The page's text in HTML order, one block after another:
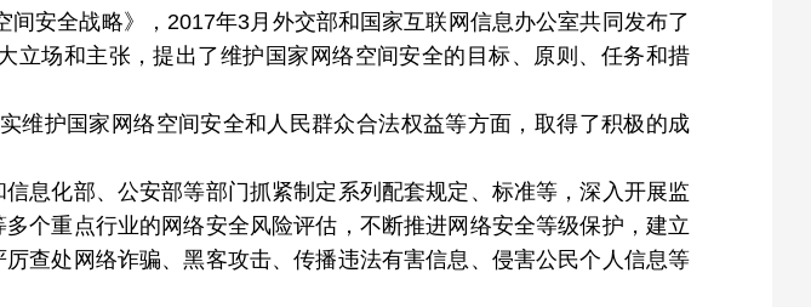
安全战略》，2017年3月外交部和国家互联网信息办公室共同发布了
立场和主张，提出了维护国家网络空间安全的目标、原则、任务和措
维护国家网络空间安全和人民群众合法权益等方面，取得了积极的成
息化部、公安部等部门抓紧制定系列配套规定、标准等，深入开展监
个重点行业的网络安全风险评估，不断推进网络安全等级保护，建立
查处网络诈骗、黑客攻击、传播违法有害信息、侵害公民个人信息等